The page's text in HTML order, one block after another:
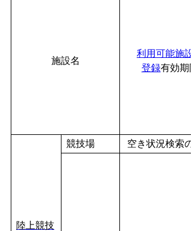
施設名
利用可能施
登録有効期
陸上競技
競技場 空き状況検索